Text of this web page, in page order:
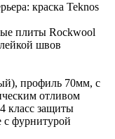
краска Teknos
плиты Rockwool
швов
профиль 70мм, с
отливом
класс защиты
фурнитурой